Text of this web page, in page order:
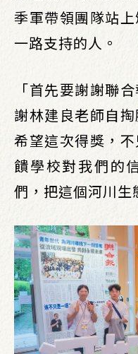
季軍帶領團隊站
一路支持的人。
「首先要謝謝聯
謝林建良老師自
希望這次得獎，
饋學校對我們的
們，把這個河川生